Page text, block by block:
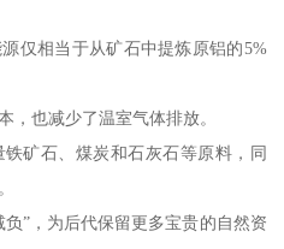
仅相当于从矿石中提炼原铝的5%
，也减少了温室气体排放。
矿石、煤炭和石灰石等原料，同
”，为后代保留更多宝贵的自然资